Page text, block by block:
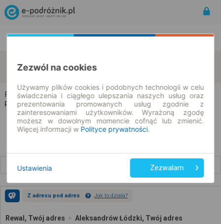
11.08.2026 | -- : --
Rewal → Aleksandrów Łódzki
Rozkład jazdy i bilety
Z adresu pod adres Jak to działa?
Rewal, Twój adres Aleksandrów Łódzki, Twój adres
Zezwól na cookies
Używamy plików cookies i podobnych technologii w celu
świadczenia i ciągłego ulepszania naszych usług oraz
prezentowania promowanych usług zgodnie z
zainteresowaniami użytkowników. Wyrażoną zgodę
możesz w dowolnym momencie cofnąć lub zmienić.
Więcej informacji w Polityce prywatności.
Ustawienia Zezwalam